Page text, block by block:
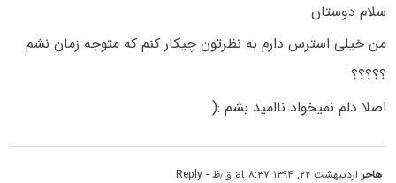
سلام دوستان
من خیلی استرس دارم به نظرتون چیکار کنم که متوجه زمان نشم
؟؟؟؟؟
اصلا دلم نمیخواد ناامید بشم :(
هاجراردیبهشت ۲۲, ۱۳۹۴ at ۸:۳۷ ق٫ظ - Reply